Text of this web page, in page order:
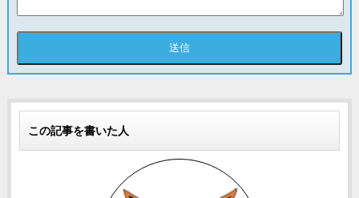
この記事を書いた人